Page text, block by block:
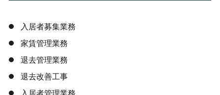
入居者募集業務
家賃管理業務
退去管理業務
退去改善工事
入居者管理業務